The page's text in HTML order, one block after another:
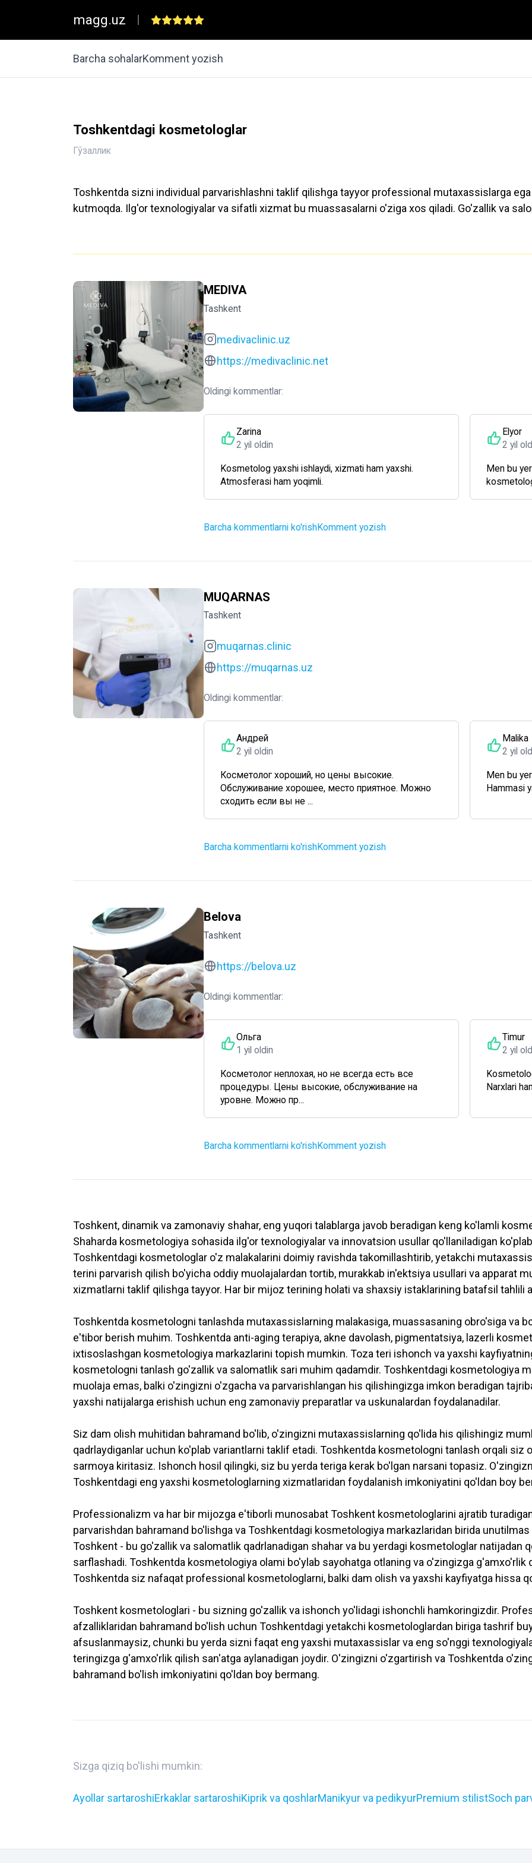
magg.uz |
Barcha sohalarKomment yozish
Toshkentdagi kosmetologlar
Гўзаллик
Toshkentda sizni individual parvarishlashni taklif qilishga tayyor professional mutaxassislarga
kutmoqda. Ilg'or texnologiyalar va sifatli xizmat bu muassasalarni o'ziga xos qiladi. Go'zallik va
MEDIVA
Tashkent
medivaclinic.uz
https://medivaclinic.net
Oldingi kommentlar:
Zarina
2 yil oldin
Kosmetolog yaxshi ishlaydi, xizmati ham yaxshi.
Atmosferasi ham yoqimli.
Elyor
2 yil
Men bu
Barcha kommentlarni ko'rishKomment yozish
MUQARNAS
Tashkent
muqarnas.clinic
https://muqarnas.uz
Oldingi kommentlar:
Андрей
2 yil oldin
Косметолог хороший, но цены высокие.
Обслуживание хорошее, место приятное. Можно
сходить если вы не ...
Malika
2 yil
Men bu
Hammasi
Barcha kommentlarni ko'rishKomment yozish
Belova
Tashkent
https://belova.uz
Oldingi kommentlar:
Ольга
1 yil oldin
Косметолог неплохая, но не всегда есть все
процедуры. Цены высокие, обслуживание на
уровне. Можно пр...
Timur
2 yil
Narxlari
Barcha kommentlarni ko'rishKomment yozish
Toshkent, dinamik va zamonaviy shahar, eng yuqori talablarga javob beradigan keng ko'lamli
Shaharda kosmetologiya sohasida ilg'or texnologiyalar va innovatsion usullar qo'llaniladigan
Toshkentdagi kosmetologlar o'z malakalarini doimiy ravishda takomillashtirib, yetakchi
terini parvarish qilish bo'yicha oddiy muolajalardan tortib, murakkab in'ektsiya usullari va apparat
xizmatlarni taklif qilishga tayyor. Har bir mijoz terining holati va shaxsiy istaklarining batafsil tahlili
Toshkentda kosmetologni tanlashda mutaxassislarning malakasiga, muassasaning obro'siga va
e'tibor berish muhim. Toshkentda anti-aging terapiya, akne davolash, pigmentatsiya, lazerli
ixtisoslashgan kosmetologiya markazlarini topish mumkin. Toza teri ishonch va yaxshi
kosmetologni tanlash go'zallik va salomatlik sari muhim qadamdir. Toshkentdagi kosmetologiya
muolaja emas, balki o'zingizni o'zgacha va parvarishlangan his qilishingizga imkon beradigan
yaxshi natijalarga erishish uchun eng zamonaviy preparatlar va uskunalardan foydalanadilar.
Siz dam olish muhitidan bahramand bo'lib, o'zingizni mutaxassislarning qo'lida his qilishingiz
qadrlaydiganlar uchun ko'plab variantlarni taklif etadi. Toshkentda kosmetologni tanlash orqali siz
sarmoya kiritasiz. Ishonch hosil qilingki, siz bu yerda teriga kerak bo'lgan narsani topasiz.
Toshkentdagi eng yaxshi kosmetologlarning xizmatlaridan foydalanish imkoniyatini qo'ldan boy
Professionalizm va har bir mijozga e'tiborli munosabat Toshkent kosmetologlarini ajratib
parvarishdan bahramand bo'lishga va Toshkentdagi kosmetologiya markazlaridan birida
Toshkent - bu go'zallik va salomatlik qadrlanadigan shahar va bu yerdagi kosmetologlar natijadan
sarflashadi. Toshkentda kosmetologiya olami bo'ylab sayohatga otlaning va o'zingizga
Toshkentda siz nafaqat professional kosmetologlarni, balki dam olish va yaxshi kayfiyatga hissa
Toshkent kosmetologlari - bu sizning go'zallik va ishonch yo'lidagi ishonchli hamkoringizdir.
afzalliklaridan bahramand bo'lish uchun Toshkentdagi yetakchi kosmetologlardan biriga tashrif
afsuslanmaysiz, chunki bu yerda sizni faqat eng yaxshi mutaxassislar va eng so'nggi
teringizga g'amxo'rlik qilish san'atga aylanadigan joydir. O'zingizni o'zgartirish va Toshkentda
bahramand bo'lish imkoniyatini qo'ldan boy bermang.
Sizga qiziq bo'lishi mumkin:
Ayollar sartaroshiErkaklar sartaroshiKiprik va qoshlarManikyur va pedikyurPremium stilistSoch